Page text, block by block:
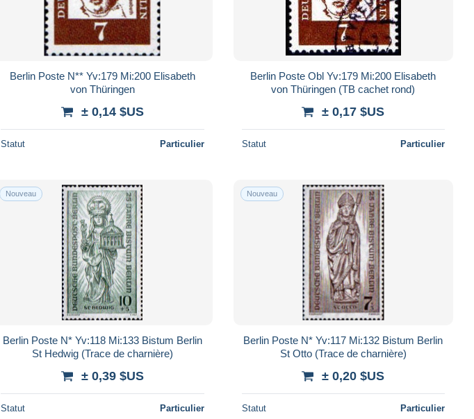
Berlin Poste N** Yv:179 Mi:200 Elisabeth
von Thüringen
± 0,14 $US
Statut Particulier
Berlin Poste Obl Yv:179 Mi:200 Elisabeth
von Thüringen (TB cachet rond)
± 0,17 $US
Statut Particulier
Nouveau
Berlin Poste N* Yv:118 Mi:133 Bistum Berlin
St Hedwig (Trace de charnière)
± 0,39 $US
Statut Particulier
Nouveau
Berlin Poste N* Yv:117 Mi:132 Bistum Berlin
St Otto (Trace de charnière)
± 0,20 $US
Statut Particulier